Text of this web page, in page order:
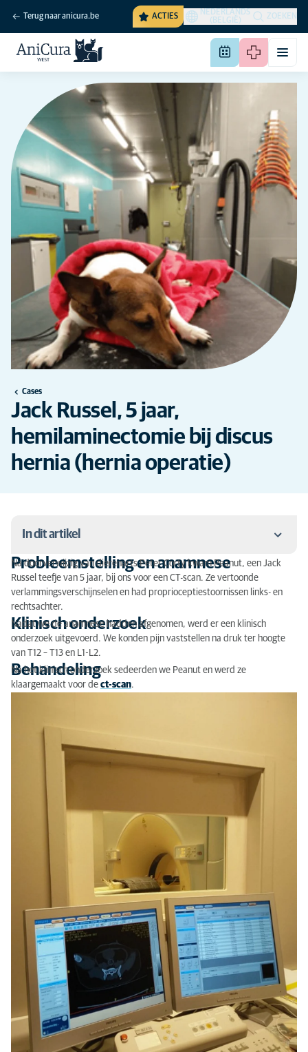
Terug naar anicura.be ACTIES
NEDERLANDS
(BELGIË)
ZOEKEN
Cases
Jack Russel, 5 jaar,
hemilaminectomie bij discus
hernia (hernia operatie)
In dit artikel
Probleemstelling en anamnese
Klinisch onderzoek
Behandeling
Probleemstelling en anamnese
Na doorverwijzig van dierenarts Peter Corty kwam Peanut, een Jack
Russel teefje van 5 jaar, bij ons voor een CT-scan. Ze vertoonde
verlammingsverschijnselen en had proprioceptiestoornissen links- en
rechtsachter.
Klinisch onderzoek
Nadat we de anamnese hadden afgenomen, werd er een klinisch
onderzoek uitgevoerd. We konden pijn vaststellen na druk ter hoogte
van T12 – T13 en L1-L2.
Behandeling
Na het klinisch onderzoek sedeerden we Peanut en werd ze
klaargemaakt voor de ct-scan.